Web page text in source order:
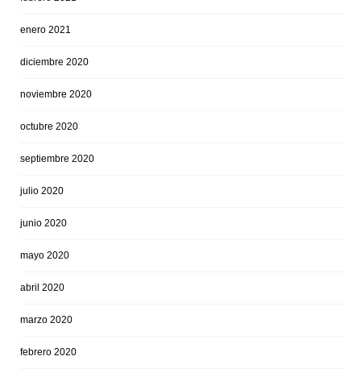
enero 2021
diciembre 2020
noviembre 2020
octubre 2020
septiembre 2020
julio 2020
junio 2020
mayo 2020
abril 2020
marzo 2020
febrero 2020